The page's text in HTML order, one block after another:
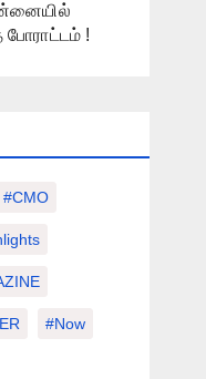
!
#CMO
#Now